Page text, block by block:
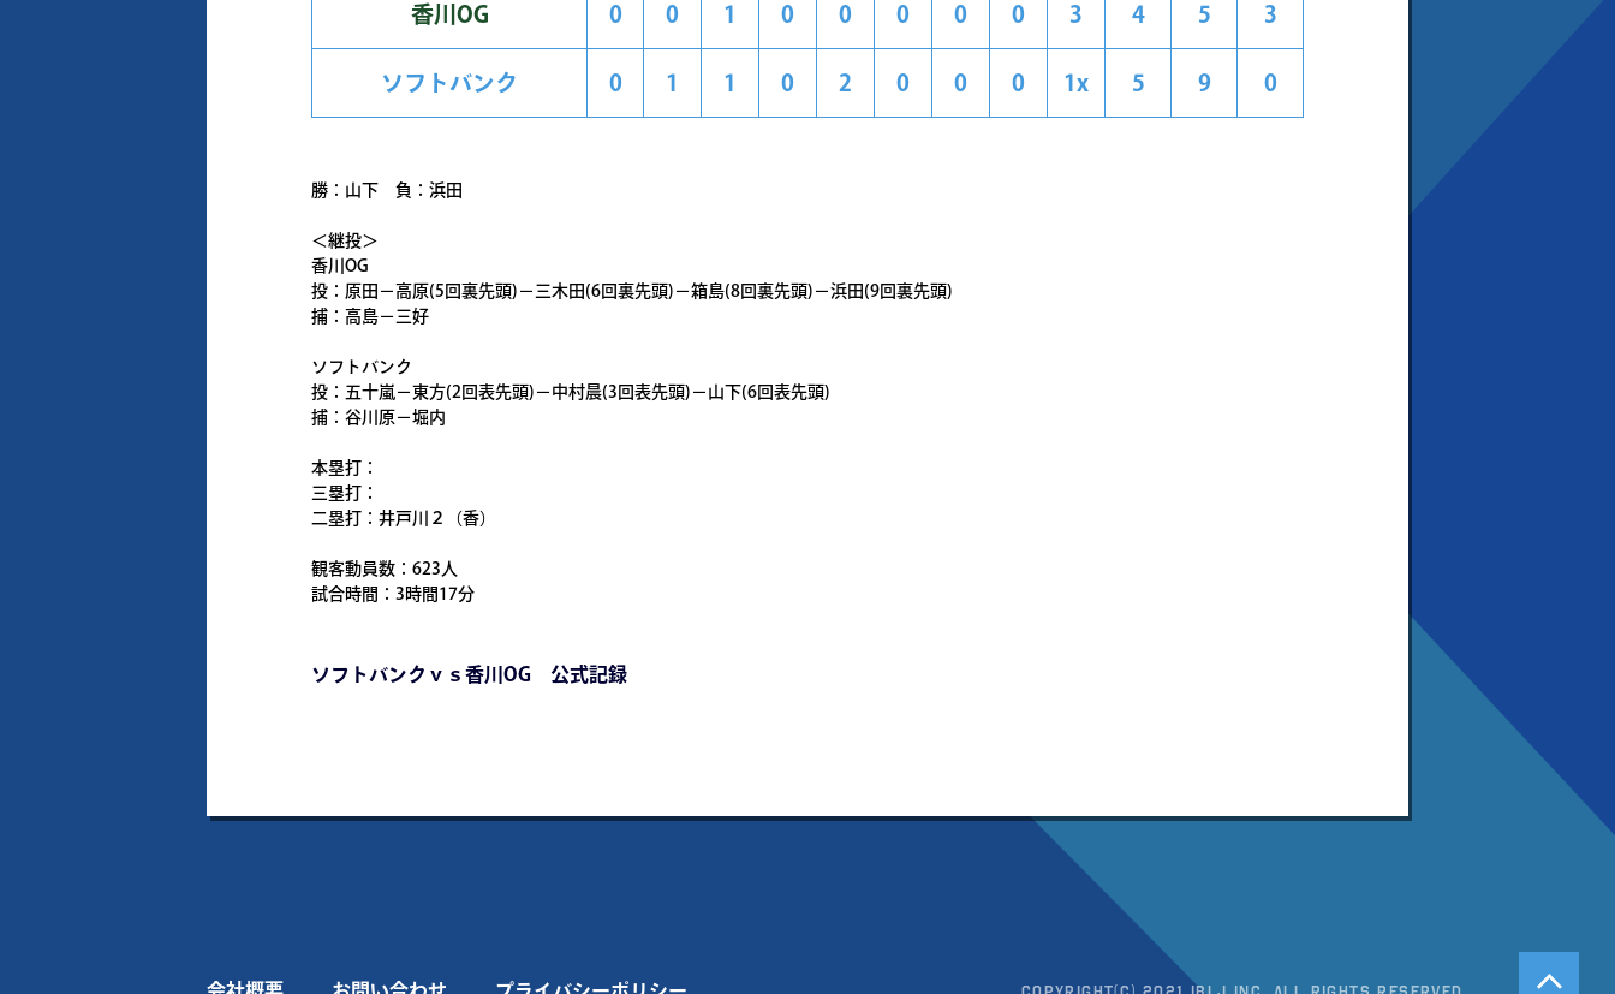
香川OG 0 0 1 0 0 0 0 0 3 4 5 3
ソフトバンク 0 1 1 0 2 0 0 0 1x 5 9 0
勝：山下 負：浜田
＜継投＞
香川OG
投：原田－高原(5回裏先頭)－三木田(6回裏先頭)－箱島(8回裏先頭)－浜田(9回裏先頭)
捕：高島－三好
ソフトバンク
投：五十嵐－東方(2回表先頭)－中村晨(3回表先頭)－山下(6回表先頭)
捕：谷川原－堀内
本塁打：
三塁打：
二塁打：井戸川２（香）
観客動員数：623人
試合時間：3時間17分
ソフトバンクｖｓ香川OG 公式記録